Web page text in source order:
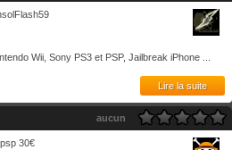
Wii, Sony PS3 et PSP, Jailbreak iPhone ...
Lire la suite
aucun
30€